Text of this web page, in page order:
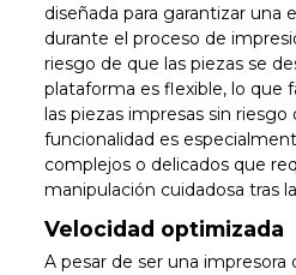
diseñada para garantizar una
durante el proceso de
riesgo de que las piezas se
plataforma es flexible, lo que
las piezas impresas sin riesgo
funcionalidad es
complejos o delicados que
manipulación cuidadosa tras
Velocidad optimizada
A pesar de ser una